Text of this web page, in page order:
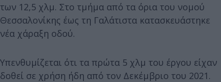
των 12,5 χλμ. Στο τμήμα από τα όρια του νομού
Θεσσαλονίκης έως τη Γαλάτιστα κατασκευάστηκε
νέα χάραξη οδού.
Υπενθυμίζεται ότι τα πρώτα 5 χλμ του έργου είχαν
δοθεί σε χρήση ήδη από τον Δεκέμβριο του 2021.